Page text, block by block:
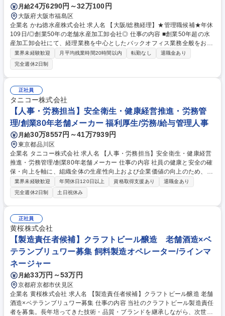
月給24万6290円～32万100円
大阪府大阪市福島区
企業名 かね徳水産株式会社 求人名 【大阪/総務経理】★管理職候補★年休
109日/◎創業50年の老舗水産加工卸会社◎ 仕事の内容 ■創業50年超の水
産加工卸会社にて、経理業務を中心としたバックオフィス業務全般をお任
せします。ご経験に合わせて出納管理や日次業務など、できる業務から段
階的に担当していただきます。 ■日常会計処理・伝票起票 ■月次決算およ
び年次決算業務・監査対応 ■給与計算・社会保険手続きなどの労務管理 ■
資産管理、庶務管理、ファイリングなどの総務・管理業務 ■売掛金および
買掛金管理、営業事務業務のサポート ※組織メンバーでお互いに業務をサ
ポートし合いながら進めます。 募集職種 【大阪/総務経理】★管理職候補
★年休109日/◎創業50年の老舗水産加工卸会社◎
業界未経験歓迎 月平均残業時間20時間以内 転勤なし
退職金あり
完全週休2日制
正社員
タニコー株式会社
【人事・労務担当】安全衛生・健康経営推進・労務管
理/創業80年老舗メーカー 福利厚生/労務/給与管理人事
月給30万8557円～41万7939円
東京都品川区
企業名 タニコー株式会社 求人名 【人事・労務担当】安全衛生・健康経営
推進・労務管理/創業80年老舗メーカー 仕事の内容 社員の健康と安全の確
保・向上を軸に、組織全体の生産性向上および企業価値の向上のため、経
営層と密接に連携しながら、定型業務にとどまらず、制度設計や施策立案
などの上流工程から関与していただきます。 【主な業務内容】■安全衛生
業務（ストレスチェック、健康診断の運用、産業医との連携 など）■健康
経営認証取得に向けた企画・推進■労務管理（労働時間の分析、労働環境
の改善）■規程改定、制度設計、業務改善の推進■労働基準監督署対応、団
体交渉対応 など 【採用背景】現在組織変革期の為、労務領域から組織力
を底上げすべく、ともにご活躍いただける方の増員募集となります。 募集
職種 【人事・労務担当】安全衛生・健康経営推進・労務管理/創業80年老
舗メーカー
業界未経験歓迎 年間休日120日以上 資格取得支援あり
退職金あり
完全週休2日制
土日祝休み
正社員
黄桜株式会社
【製造責任者候補】クラフトビール醸造 老舗酒造×ベ
テランブリュワー募集 飼料製造オペレーター/ラインマ
ネージャー
月給33万円～53万円
京都府京都市伏見区
企業名 黄桜株式会社 求人名 【製造責任者候補】クラフトビール醸造 老舗
酒造×ベテランブリュワー募集 仕事の内容 当社のクラフトビール製造責任
者を募集。長年培ってきた技術・品質・ブランドを継承しながら、次世代